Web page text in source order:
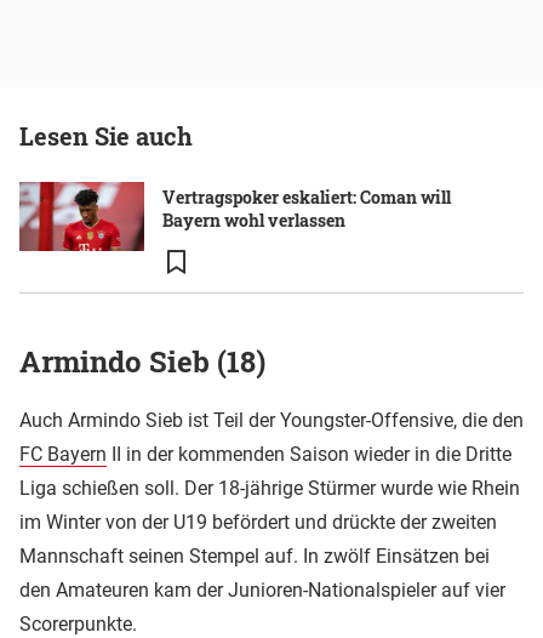
Lesen Sie auch
Vertragspoker eskaliert: Coman will
Bayern wohl verlassen
Armindo Sieb (18)
Auch Armindo Sieb ist Teil der Youngster-Offensive, die den
FC Bayern II in der kommenden Saison wieder in die Dritte
Liga schießen soll. Der 18-jährige Stürmer wurde wie Rhein
im Winter von der U19 befördert und drückte der zweiten
Mannschaft seinen Stempel auf. In zwölf Einsätzen bei
den Amateuren kam der Junioren-Nationalspieler auf vier
Scorerpunkte.